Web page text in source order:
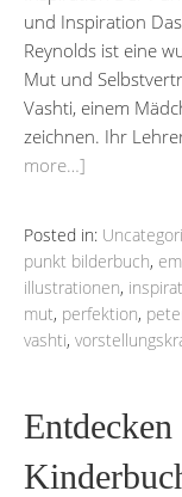
und Inspiration
Reynolds ist eine
Mut und
Vashti, einem
zeichnen. Ihr
more…]
Posted in:
punkt bilderbuch,
illustrationen,
mut, perfektion,
vashti,